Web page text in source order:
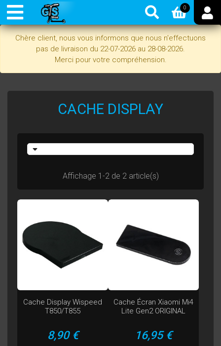
Chère client, nous vous informons que nous n'effectuons
pas de livraison du 22-07-2026 au 28-08-2026.
Merci pour votre compréhension.
0
CACHE DISPLAY
Affichage 1-2 de 2 article(s)
Cache Display Wispeed
T850/T855
Prix
8,90 €
Cache Écran Xiaomi Mi4
Lite Gen2 ORIGINAL
Prix
16,95 €